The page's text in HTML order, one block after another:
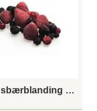
Skogsbærblanding 4 x 2,5 kg